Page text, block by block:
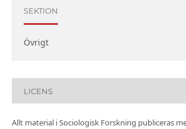
SEKTION
Övrigt
LICENS
Allt material i Sociologisk Forskning publiceras